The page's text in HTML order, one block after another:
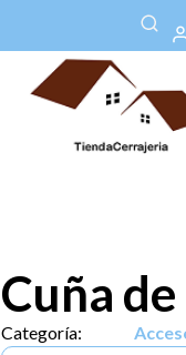
Cuña
Categoría: